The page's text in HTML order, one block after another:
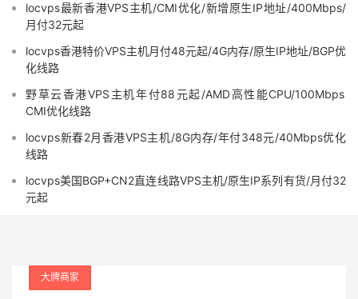
locvps最新香港VPS主机/CMI优化/新增原生IP地址/400Mbps/
月付32元起
locvps香港特价VPS主机月付48元起/4G内存/原生IP地址/BGP优
化线路
野草云香港VPS主机年付88元起/AMD高性能CPU/100Mbps
CMI优化线路
locvps新春2月香港VPS主机/8G内存/年付348元/40Mbps优化
线路
locvps美国BGP+CN2直连线路VPS主机/原生IP系列有货/月付32
元起
大牌商家